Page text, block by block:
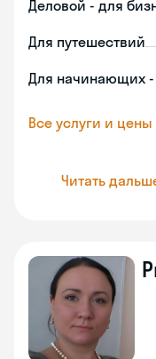
Деловой - для
Для путешествий
Для начинающих
Все услуги и цены
Читать